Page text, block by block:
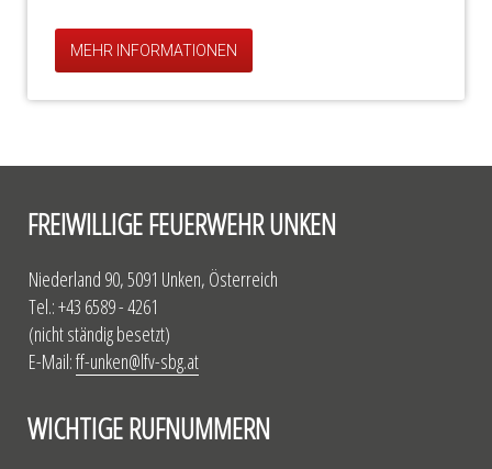
MEHR INFORMATIONEN
FREIWILLIGE FEUERWEHR UNKEN
Niederland 90, 5091 Unken, Österreich
Tel.: +43 6589 - 4261
(nicht ständig besetzt)
E-Mail:ff-unken@lfv-sbg.at
WICHTIGE RUFNUMMERN